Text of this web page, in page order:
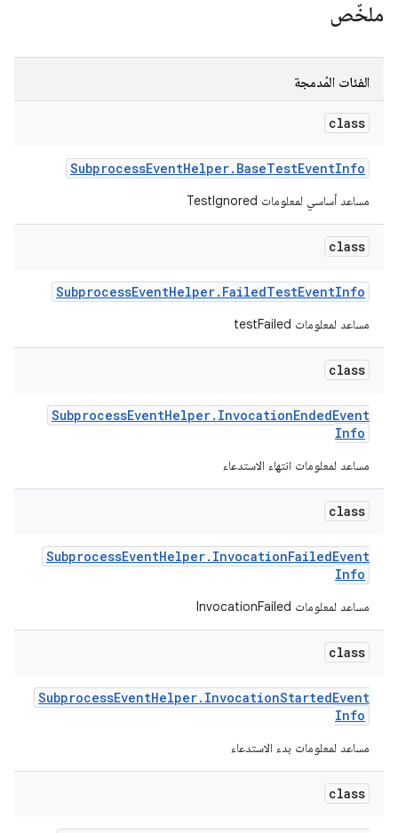
ملخّص
الفئات المُدمجة
class
SubprocessEventHelper. BaseTestEventInfo
مساعد أساسي لمعلومات TestIgnored
class
SubprocessEventHelper. FailedTestEventInfo
مساعد لمعلومات testFailed
class
SubprocessEventHelper. InvocationEndedEvent
Info
مساعد لمعلومات انتهاء الاستدعاء
class
SubprocessEventHelper. InvocationFailedEvent
Info
مساعد لمعلومات InvocationFailed
class
SubprocessEventHelper. InvocationStartedEvent
Info
مساعد لمعلومات بدء الاستدعاء
class